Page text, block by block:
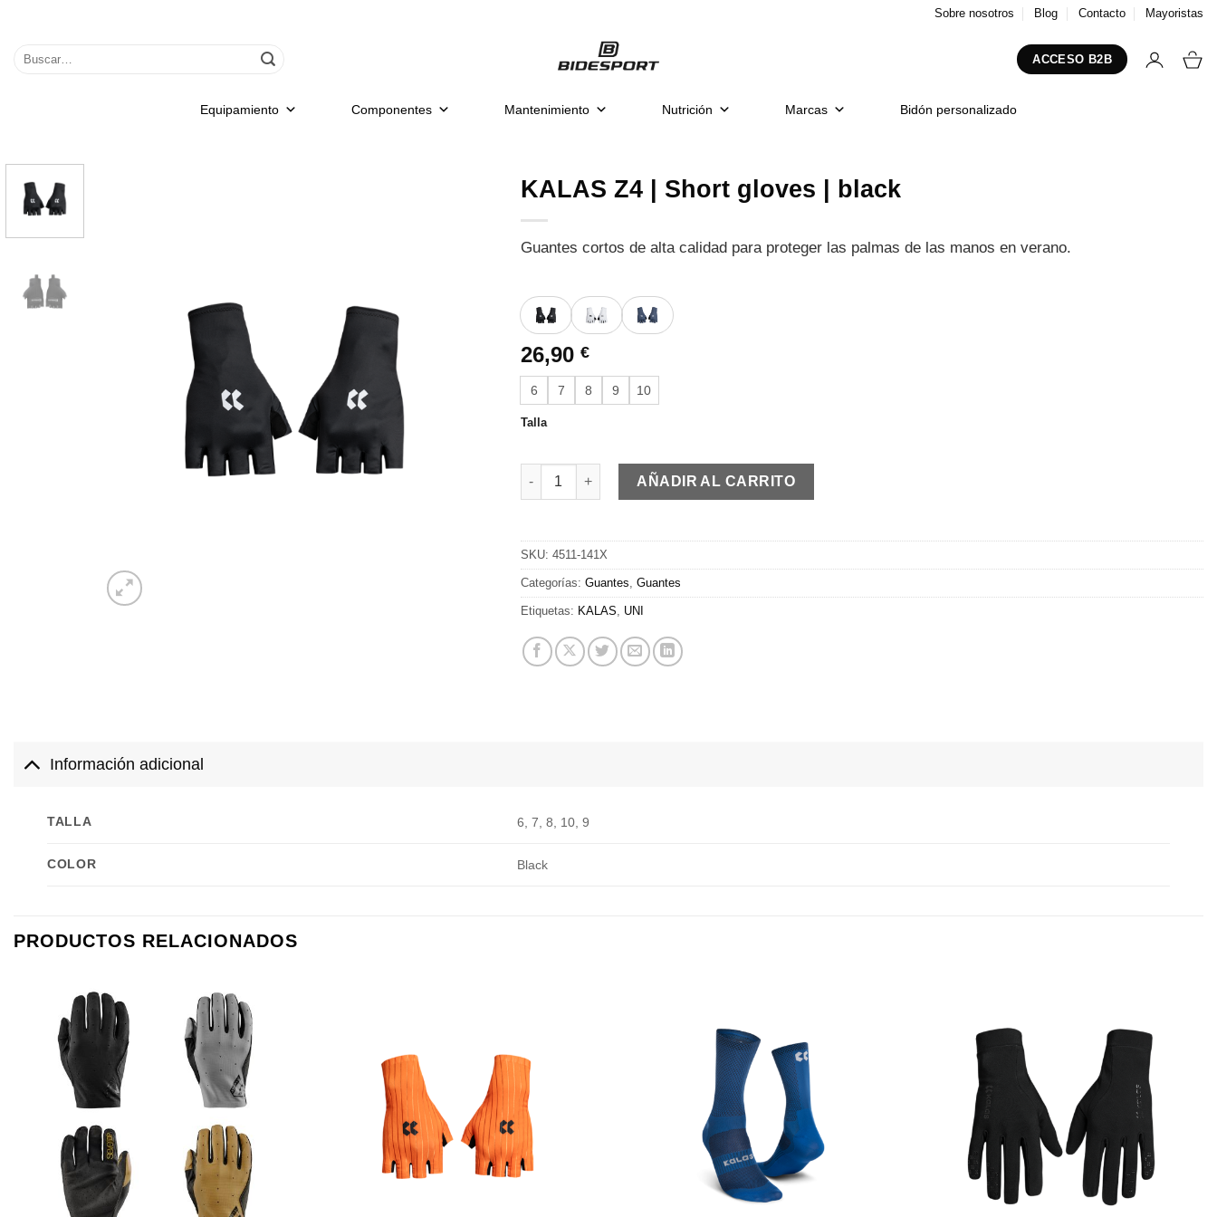
contenido
Sobre nosotros Blog Contacto Mayoristas
Buscar
ACCESO B2B
Equipamiento Componentes Mantenimiento Nutrición Marcas Bidón personalizado
KALAS Z4 | Short gloves | black
Guantes cortos de alta calidad para proteger las palmas de las manos en verano.
26,90 €
6 7 8 9 10
Talla
KALAS Z4 | Short gloves | black cantidad
AÑADIR AL CARRITO
SKU: 4511-141X
Categorías: Guantes Guantes
Etiquetas: KALAS UNI
Información adicional
TALLA 6, 7, 8, 10, 9
COLOR Black
PRODUCTOS RELACIONADOS